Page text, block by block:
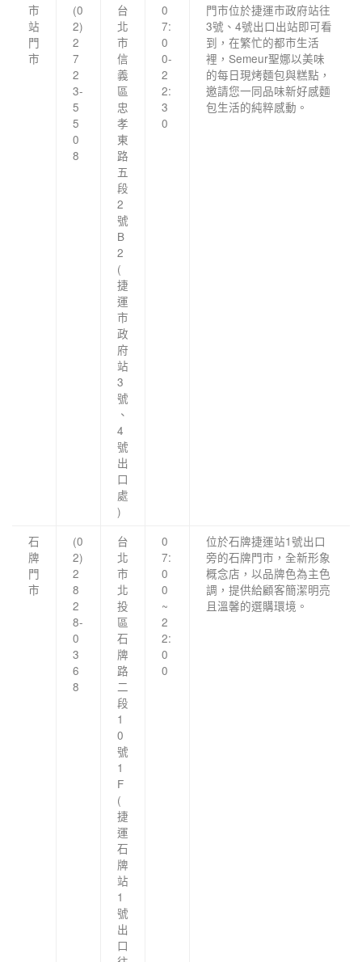
市
站
門
市
(0
2)
2
7
2
3-
5
5
0
8
台
北
市
信
義
區
忠
孝
東
路
五
段
2
號
B
2
(
捷
運
市
政
府
站
3
號
、
4
號
出
口
處
)
0
7:
0
0-
2
2:
3
0
門市位於捷運市政府站往
3號、4號出口出站即可看
到，在繁忙的都市生活
裡，Semeur聖娜以美味
的每日現烤麵包與糕點，
邀請您一同品味新好感麵
包生活的純粹感動。
石
牌
門
市
(0
2)
2
8
2
8-
0
3
6
8
台
北
市
北
投
區
石
牌
路
二
段
1
0
號
1
F
(
捷
運
石
牌
站
1
號
出
口
0
7:
0
0
~
2
2:
0
0
位於石牌捷運站1號出口
旁的石牌門市，全新形象
概念店，以品牌色為主色
調，提供給顧客簡潔明亮
且溫馨的選購環境。